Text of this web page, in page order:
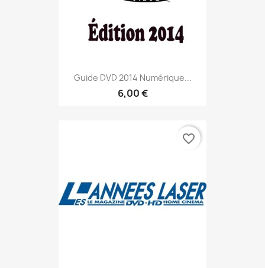
Guide DVD 2014 Numérique...
6,00 €
favorite_border